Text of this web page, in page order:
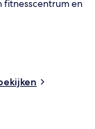
fitnesscentrum en